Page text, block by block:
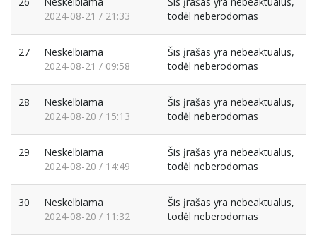
2024-08-21 / 21:33
todėl neberodomas
27
Neskelbiama
2024-08-21 / 09:58
Šis įrašas yra nebeaktualus,
todėl neberodomas
28
Neskelbiama
2024-08-20 / 15:13
Šis įrašas yra nebeaktualus,
todėl neberodomas
29
Neskelbiama
2024-08-20 / 14:49
Šis įrašas yra nebeaktualus,
todėl neberodomas
30
Neskelbiama
2024-08-20 / 11:32
Šis įrašas yra nebeaktualus,
todėl neberodomas